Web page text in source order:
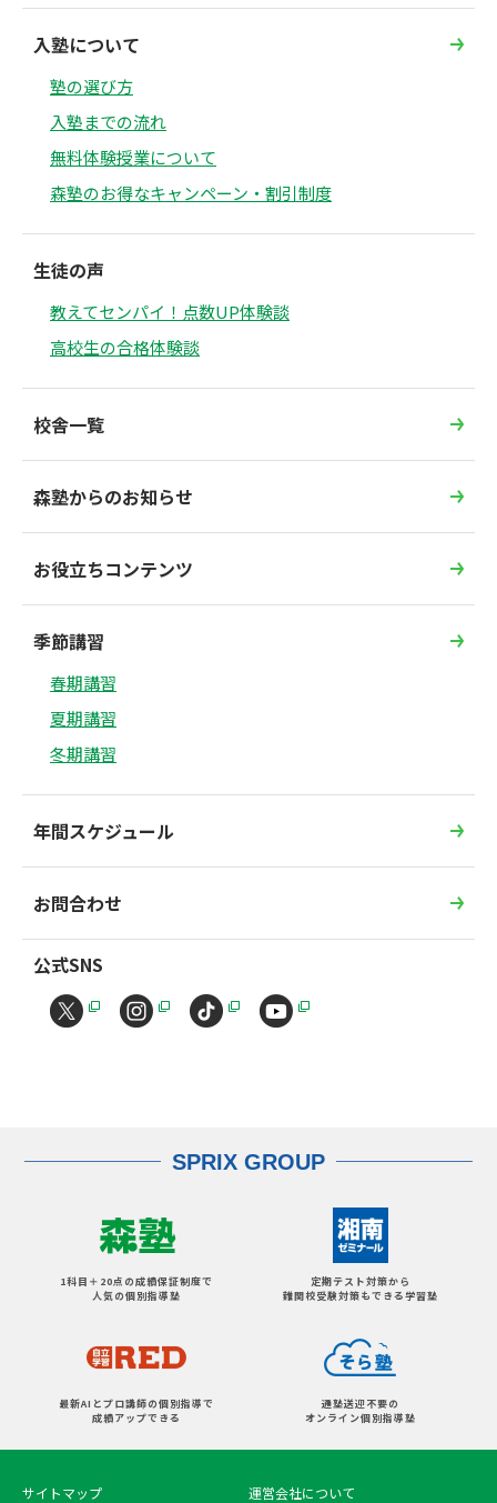
入塾について
塾の選び方
入塾までの流れ
無料体験授業について
森塾のお得なキャンペーン・割引制度
生徒の声
教えてセンパイ！点数UP体験談
高校生の合格体験談
校舎一覧
森塾からのお知らせ
お役立ちコンテンツ
季節講習
春期講習
夏期講習
冬期講習
年間スケジュール
お問合わせ
公式SNS
SPRIX GROUP
1科目＋20点の成績保証制度で
人気の個別指導塾
定期テスト対策から
難関校受験対策もできる学習塾
最新AIとプロ講師の個別指導で
成績アップできる
通塾送迎不要の
オンライン個別指導塾
サイトマップ 運営会社について